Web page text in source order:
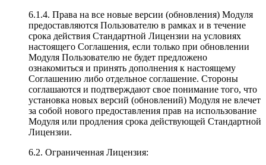
6.1.4. Права на все новые версии (обновления) Модуля
предоставляются Пользователю в рамках и в течение
срока действия Стандартной Лицензии на условиях
настоящего Соглашения, если только при обновлении
Модуля Пользователю не будет предложено
ознакомиться и принять дополнения к настоящему
Соглашению либо отдельное соглашение. Стороны
соглашаются и подтверждают свое понимание того, что
установка новых версий (обновлений) Модуля не влечет
за собой нового предоставления прав на использование
Модуля или продления срока действующей Стандартной
Лицензии.
6.2. Ограниченная Лицензия: